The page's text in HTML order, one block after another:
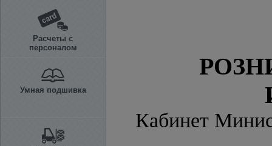
Расчеты с
персоналом
Умная подшивка
Кабинет